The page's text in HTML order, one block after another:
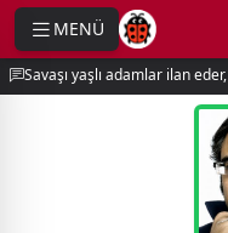
MENÜ
Savaşı yaşlı adamlar ilan
menu